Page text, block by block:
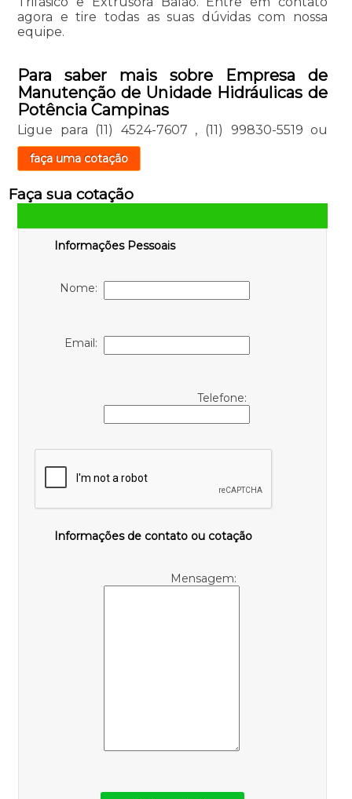
agora e tire todas as suas dúvidas com nossa
equipe.
Para saber mais sobre Empresa de
Manutenção de Unidade Hidráulicas de
Potência Campinas
Ligue para (11) 4524-7607 , (11) 99830-5519 ou
faça uma cotação
Faça sua cotação
Informações Pessoais
Nome:
Email:
Telefone:
Informações de contato ou cotação
Mensagem: